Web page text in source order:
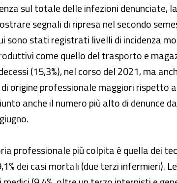
sul totale delle infezioni denunciate,
segnali di ripresa nel secondo
stati registrati livelli di incidenza
come quello del trasporto e
(15,3%), nel corso del 2021, ma
origine professionale maggiori rispetto
anche il numero più alto di denunce
professionale più colpita è quella dei
dei casi mortali (due terzi infermieri).